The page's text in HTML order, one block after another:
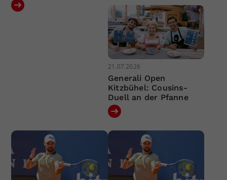
21.07.2026
Generali Open
Kitzbühel: Cousins-
Duell an der Pfanne